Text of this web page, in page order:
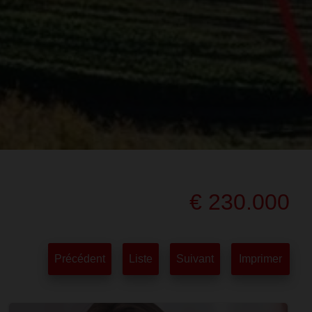
€ 230.000
Précédent Liste Suivant Imprimer